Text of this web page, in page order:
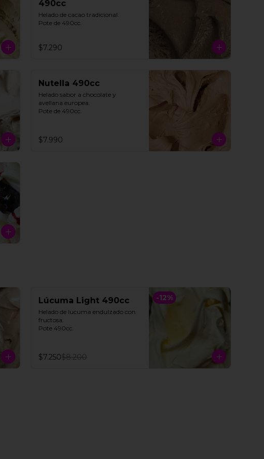
490cc
Helado de cacao tradicional.
Pote de 490cc.
$7.290
Nutella 490cc
Helado sabor a chocolate y
avellana europea.
Pote de 490cc.
$7.990
-12%
Lúcuma Light 490cc
Helado de lucuma endulzado con
fructosa.
Pote 490cc.
$7.250$8.200